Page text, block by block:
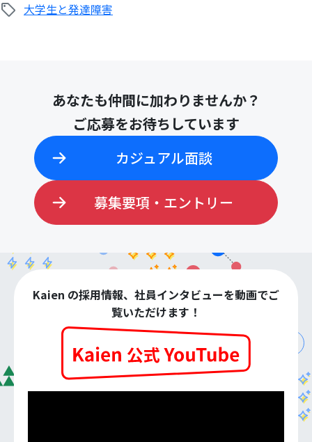
大学生と発達障害
あなたも仲間に加わりませんか？
ご応募をお待ちしています
カジュアル面談
募集要項・エントリー
Kaien の採用情報、社員インタビューを動画でご
覧いただけます！